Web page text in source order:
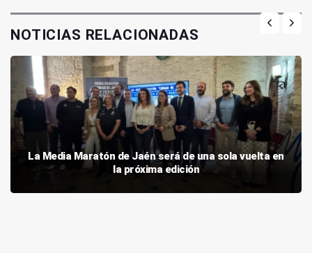
NOTICIAS RELACIONADAS
La Media Maratón de Jaén será de una sola vuelta en
la próxima edición